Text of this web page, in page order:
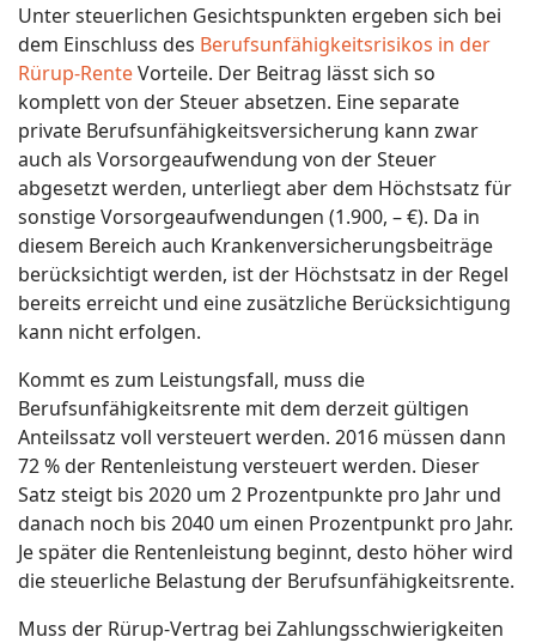
Unter steuerlichen Gesichtspunkten ergeben sich bei
dem Einschluss des Berufsunfähigkeitsrisikos in der
Rürup-RenteVorteile. Der Beitrag lässt sich so
komplett von der Steuer absetzen. Eine separate
private Berufsunfähigkeitsversicherung kann zwar
auch als Vorsorgeaufwendung von der Steuer
abgesetzt werden, unterliegt aber dem Höchstsatz für
sonstige Vorsorgeaufwendungen (1.900, – €). Da in
diesem Bereich auch Krankenversicherungsbeiträge
berücksichtigt werden, ist der Höchstsatz in der Regel
bereits erreicht und eine zusätzliche Berücksichtigung
kann nicht erfolgen.
Kommt es zum Leistungsfall, muss die
Berufsunfähigkeitsrente mit dem derzeit gültigen
Anteilssatz voll versteuert werden. 2016 müssen dann
72 % der Rentenleistung versteuert werden. Dieser
Satz steigt bis 2020 um 2 Prozentpunkte pro Jahr und
danach noch bis 2040 um einen Prozentpunkt pro Jahr.
Je später die Rentenleistung beginnt, desto höher wird
die steuerliche Belastung der Berufsunfähigkeitsrente.
Muss der Rürup-Vertrag bei Zahlungsschwierigkeiten